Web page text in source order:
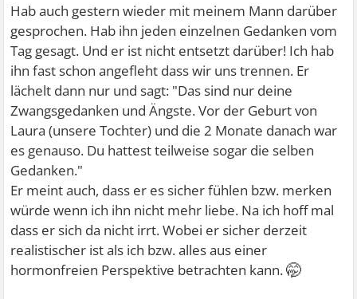
Hab auch gestern wieder mit meinem Mann darüber
gesprochen. Hab ihn jeden einzelnen Gedanken vom
Tag gesagt. Und er ist nicht entsetzt darüber! Ich hab
ihn fast schon angefleht dass wir uns trennen. Er
lächelt dann nur und sagt: "Das sind nur deine
Zwangsgedanken und Ängste. Vor der Geburt von
Laura (unsere Tochter) und die 2 Monate danach war
es genauso. Du hattest teilweise sogar die selben
Gedanken."
Er meint auch, dass er es sicher fühlen bzw. merken
würde wenn ich ihn nicht mehr liebe. Na ich hoff mal
dass er sich da nicht irrt. Wobei er sicher derzeit
realistischer ist als ich bzw. alles aus einer
hormonfreien Perspektive betrachten kann.🤭